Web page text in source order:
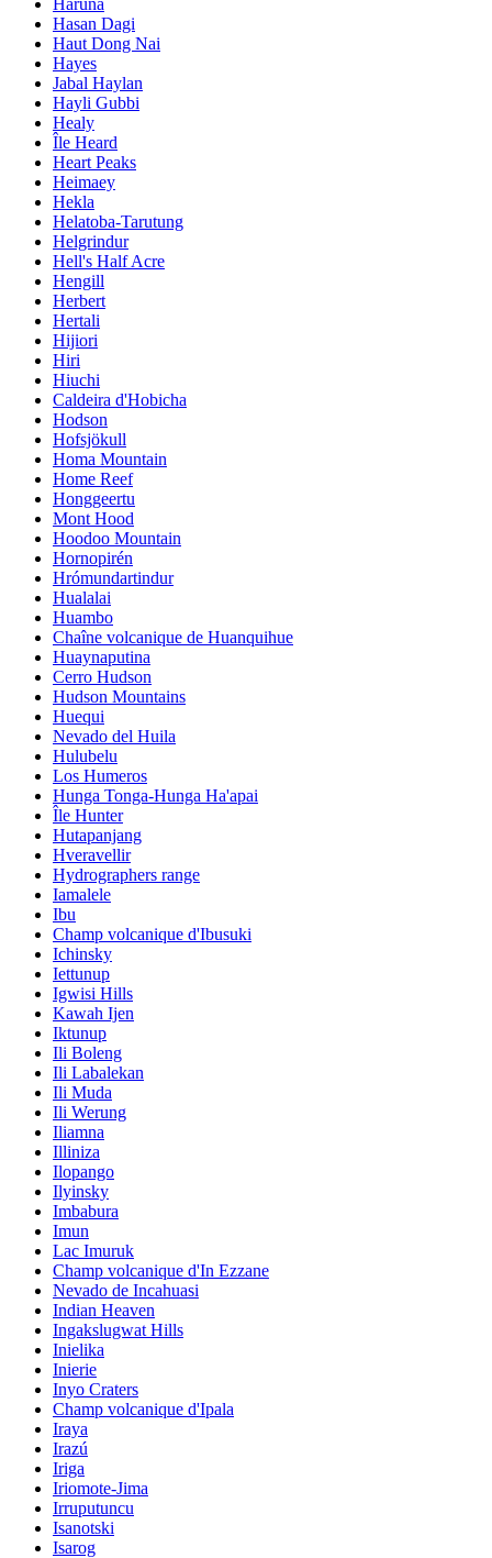
Hasan Dagi
Haut Dong Nai
Hayes
Jabal Haylan
Hayli Gubbi
Healy
Île Heard
Heart Peaks
Heimaey
Hekla
Helatoba-Tarutung
Helgrindur
Hell's Half Acre
Hengill
Herbert
Hertali
Hijiori
Hiri
Hiuchi
Caldeira d'Hobicha
Hodson
Hofsjökull
Homa Mountain
Home Reef
Honggeertu
Mont Hood
Hoodoo Mountain
Hornopirén
Hrómundartindur
Hualalai
Huambo
Chaîne volcanique de Huanquihue
Huaynaputina
Cerro Hudson
Hudson Mountains
Huequi
Nevado del Huila
Hulubelu
Los Humeros
Hunga Tonga-Hunga Ha'apai
Île Hunter
Hutapanjang
Hveravellir
Hydrographers range
Iamalele
Ibu
Champ volcanique d'Ibusuki
Ichinsky
Iettunup
Igwisi Hills
Kawah Ijen
Iktunup
Ili Boleng
Ili Labalekan
Ili Muda
Ili Werung
Iliamna
Illiniza
Ilopango
Ilyinsky
Imbabura
Imun
Lac Imuruk
Champ volcanique d'In Ezzane
Nevado de Incahuasi
Indian Heaven
Ingakslugwat Hills
Inielika
Inierie
Inyo Craters
Champ volcanique d'Ipala
Iraya
Irazú
Iriga
Iriomote-Jima
Irruputuncu
Isanotski
Isarog